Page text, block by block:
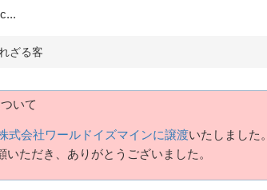
ざる客
いて
式会社ワールドイズマインに譲渡いたしました。
ただき、ありがとうございました。